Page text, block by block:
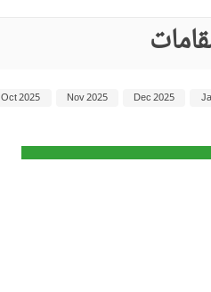
Dec 2025
Nov 2025
Oct 2025